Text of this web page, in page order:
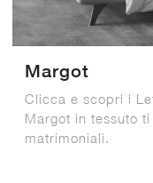
Margot
Clicca e scopri i
Margot in tessuto
matrimoniali.